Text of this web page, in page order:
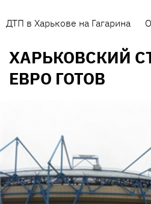
ДТП в Харькове на Гагарина
ХАРЬКОВСКИЙ
ЕВРО ГОТОВ